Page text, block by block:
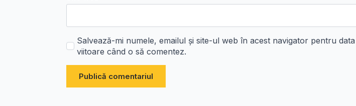
Salvează-mi numele, emailul și site-ul web în acest navigator pentru data
viitoare când o să comentez.